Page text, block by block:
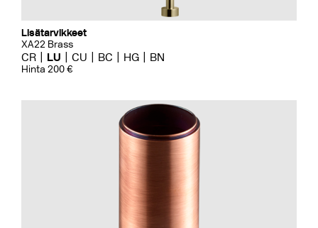
Lisätarvikkeet
XA22 Brass
CR LU CU BC HG BN
Hinta 200 €